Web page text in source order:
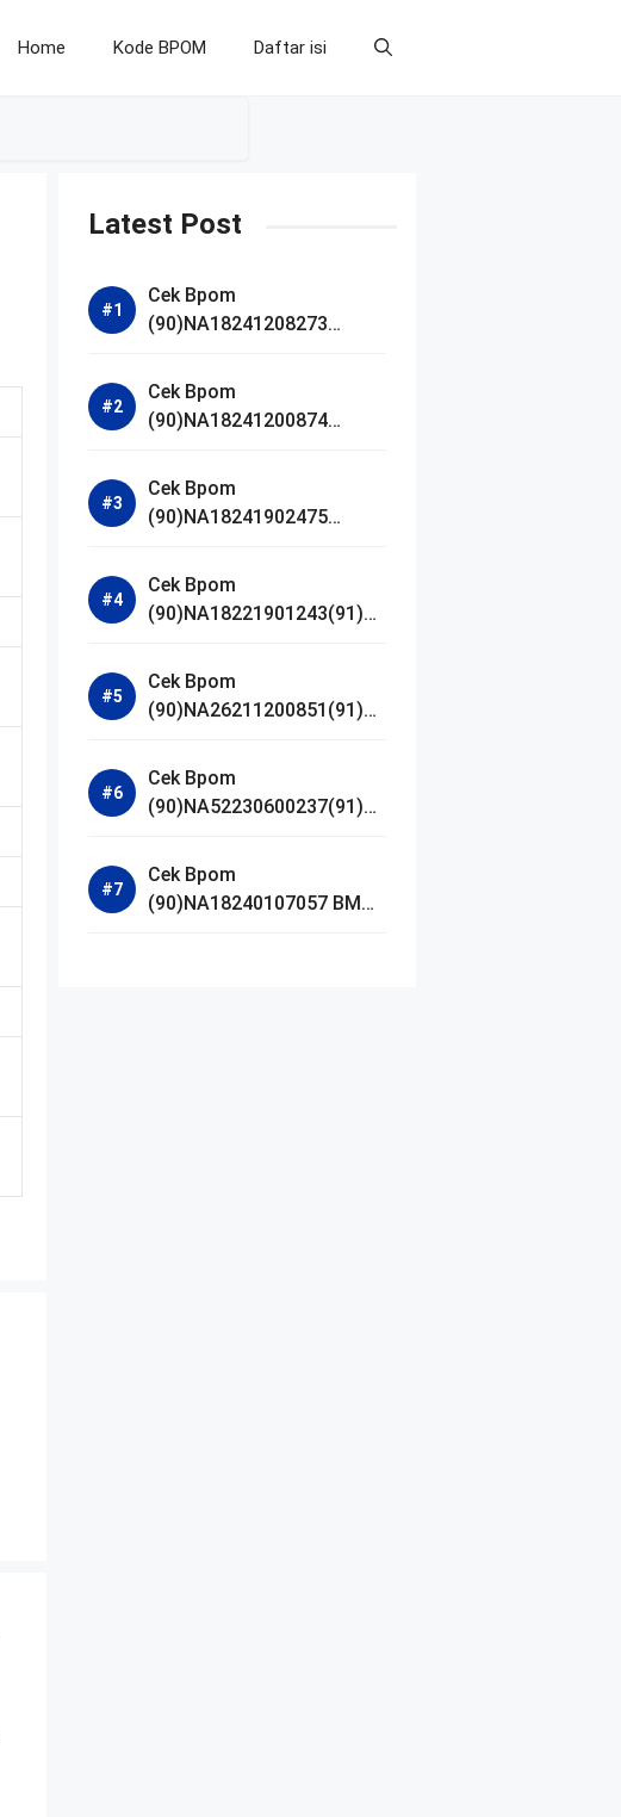
Home Kode BPOM Daftar isi
Latest Post
Cek Bpom
(90)NA18241208273
Bright Radiance Face
Wash
Cek Bpom
(90)NA18241200874
Acne Calm Micellar Water
Cek Bpom
(90)NA18241902475
Cek Bpom
(90)NA18221901243(91)25
Serum
Cek Bpom
(90)NA26211200851(91)24
Madagascar Centella
Ampoule Foam
Cek Bpom
(90)NA52230600237(91)09
De Parfum
Cek Bpom
(90)NA18240107057 BMG